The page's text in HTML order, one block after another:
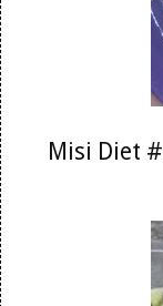
Misi Diet